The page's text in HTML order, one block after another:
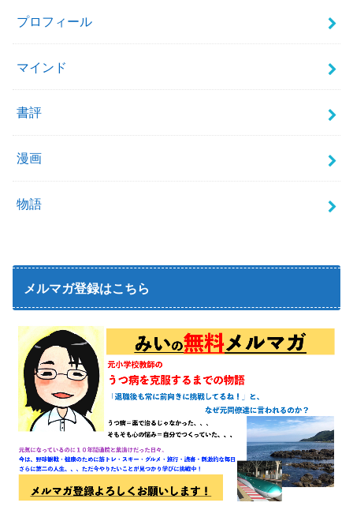
プロフィール
マインド
書評
漫画
物語
メルマガ登録はこちら